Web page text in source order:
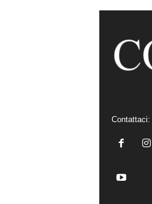
Contattaci: